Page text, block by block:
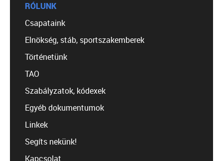
RÓLUNK
Csapataink
Elnökség, stáb, sportszakemberek
Történetünk
TAO
Szabályzatok, kódexek
Egyéb dokumentumok
Linkek
Segíts nekünk!
Kapcsolat